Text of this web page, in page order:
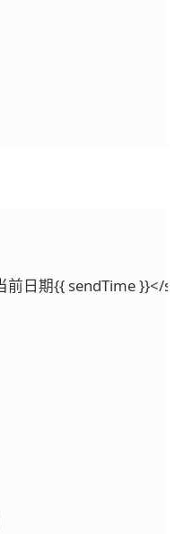
前日期{{ sendTime }}</